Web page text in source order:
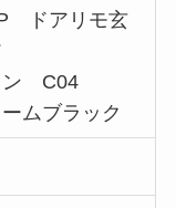
ドアリモ玄
ン C04
ムブラック